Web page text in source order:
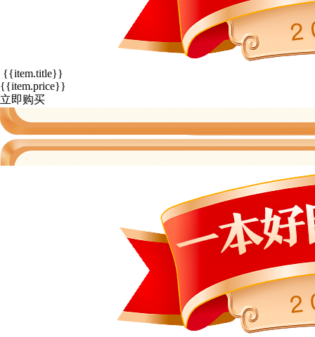
{{item.title}}
{{item.price}}
立即购买